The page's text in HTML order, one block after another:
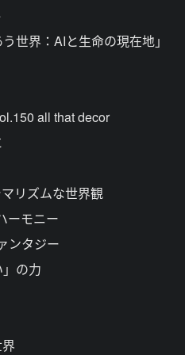
世界：AIと生命の現在地」
all that decor
リズムな世界観
ーモニー
ンタジー
の力